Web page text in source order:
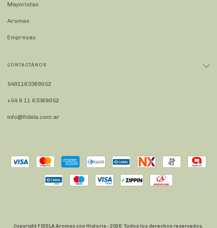
Mayoristas
Aromas
Empresas
CONTACTÁNOS
5491163369052
+54 9 11 63369052
info@fidela.com.ar
Copyright FIDELA Aromas con Historia - 2026. Todos los derechos reservados.